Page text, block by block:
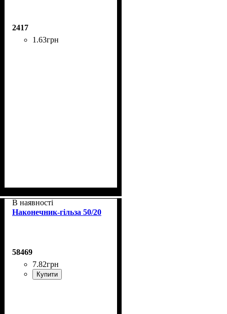
2417
1 .63грн
В наявності
Наконечник-гільза 50/20
58469
7.82грн
Купити